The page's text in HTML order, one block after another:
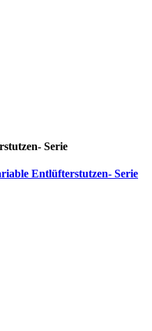
Serie
Entlüfterstutzen- Serie